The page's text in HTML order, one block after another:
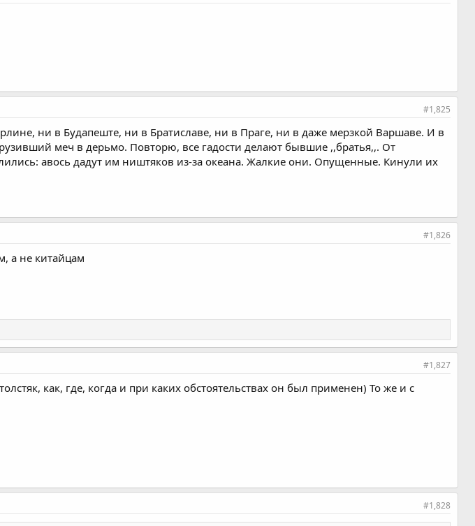
#1,825
ни в Будапеште, ни в Братиславе, ни в Праге, ни в даже мерзкой Варшаве. И в
меч в дерьмо. Повторю, все гадости делают бывшие ,,братья,,. От
авось дадут им ништяков из-за океана. Жалкие они. Опущенные. Кинули их
#1,826
а не китайцам
#1,827
как, где, когда и при каких обстоятельствах он был применен) То же и с
#1,828